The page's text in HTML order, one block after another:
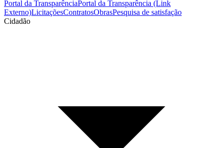
Portal da TransparênciaPortal da Transparência (Link
Externo)LicitaçõesContratosObrasPesquisa de satisfação
Cidadão